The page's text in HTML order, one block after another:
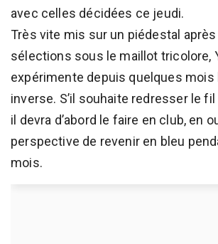
avec celles décidées ce jeudi.
Très vite mis sur un piédestal
sélections sous le maillot tricolore,
expérimente depuis quelques mois
inverse. S’il souhaite redresser le
il devra d’abord le faire en club, en
perspective de revenir en bleu
mois.